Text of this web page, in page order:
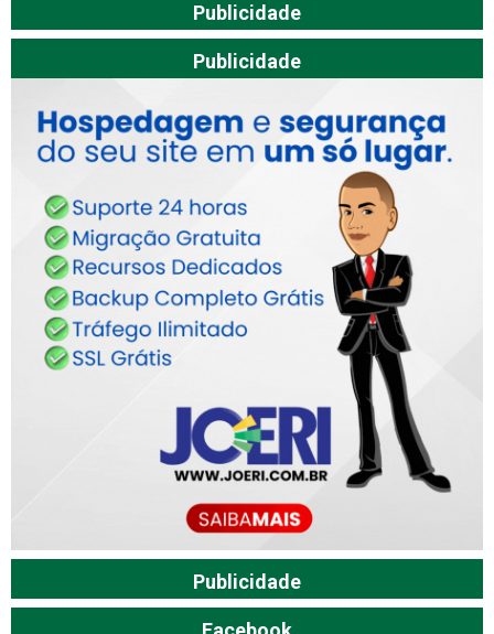
Publicidade
Publicidade
Publicidade